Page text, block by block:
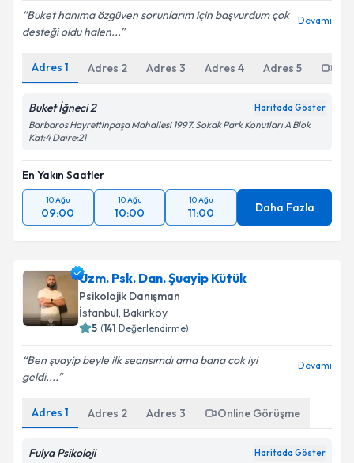
Buket hanıma özgüven sorunlarım için başvurdum çok
desteği oldu halen...
Devamı
Adres 1 Adres 2 Adres 3 Adres 4 Adres 5
Buket İğneci 2 Haritada Göster
Barbaros Hayrettinpaşa Mahallesi 1997. Sokak Park Konutları A Blok
Kat:4 Daire:21
En Yakın Saatler
10 Ağu
09:00
10 Ağu
10:00
10 Ağu
11:00 Daha Fazla
Uzm. Psk. Dan. Şuayip Kütük
Psikolojik Danışman
İstanbul, Bakırköy
5 (141 Değerlendirme)
Ben şuayip beyle ilk seansımdı ama bana cok iyi
geldi,...
Devamı
Adres 1 Adres 2 Adres 3 Online Görüşme
Fulya Psikoloji Haritada Göster